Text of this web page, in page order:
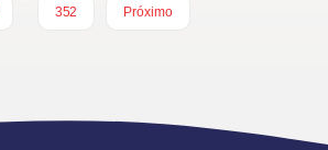
352
Próximo